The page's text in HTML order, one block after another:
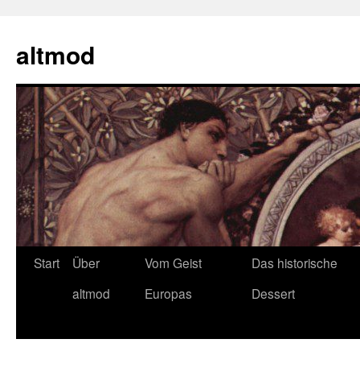
springen
altmod
Start
Über
altmod
Vom Geist
Europas
Das historische
Dessert